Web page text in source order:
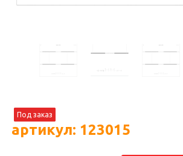
Под заказ
артикул: 123015